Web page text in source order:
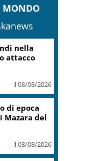
MONDO
nella
attacco
il 08/08/2026
di epoca
Mazara del
il 08/08/2026